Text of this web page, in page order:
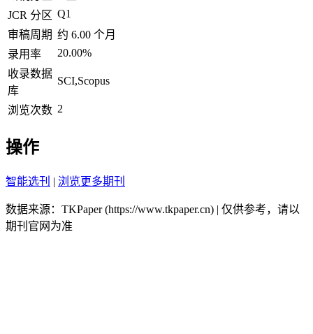
JCR 分区 Q1
审稿周期 约 6.00 个月
录用率
20.00%
收录数据
库
SCI,Scopus
浏览次数 2
操作
智能选刊 | 浏览更多期刊
数据来源：TKPaper (https://www.tkpaper.cn) | 仅供参考，请以
期刊官网为准